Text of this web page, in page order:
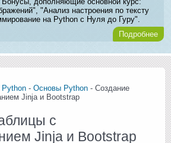
"Анализ настроения по тексту
на Python с Нуля до Гуру".
Подробнее
Python - Основы Python - Создание
Jinja и Bootstrap
с
Jinja и Bootstrap